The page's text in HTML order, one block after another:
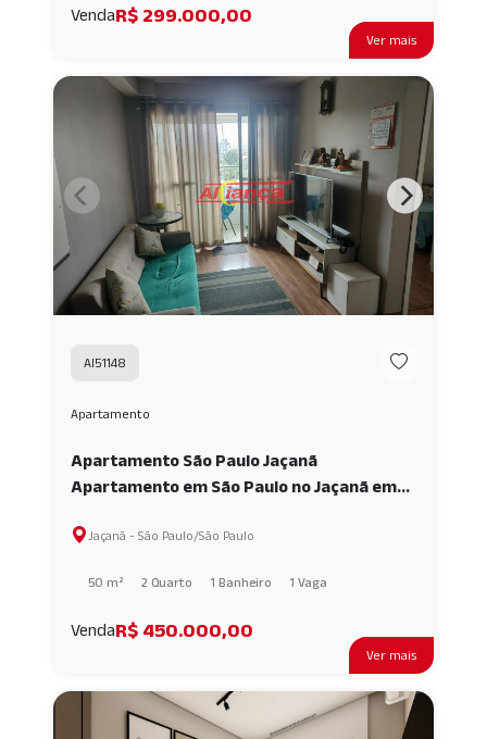
Ver mais
VendaR$ 299.000,00
Ver mais
AI51148
Apartamento
Apartamento São Paulo Jaçanã
Apartamento em São Paulo no Jaçanã em
Jaçanã - São Paulo/São Paulo
50 m² 2 Quarto 1 Banheiro 1 Vaga
VendaR$ 450.000,00